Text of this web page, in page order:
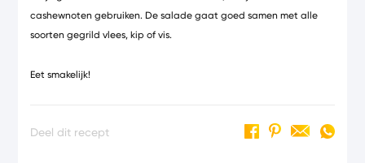
cashewnoten gebruiken. De salade gaat goed samen met alle
soorten gegrild vlees, kip of vis.
Eet smakelijk!
Deel dit recept